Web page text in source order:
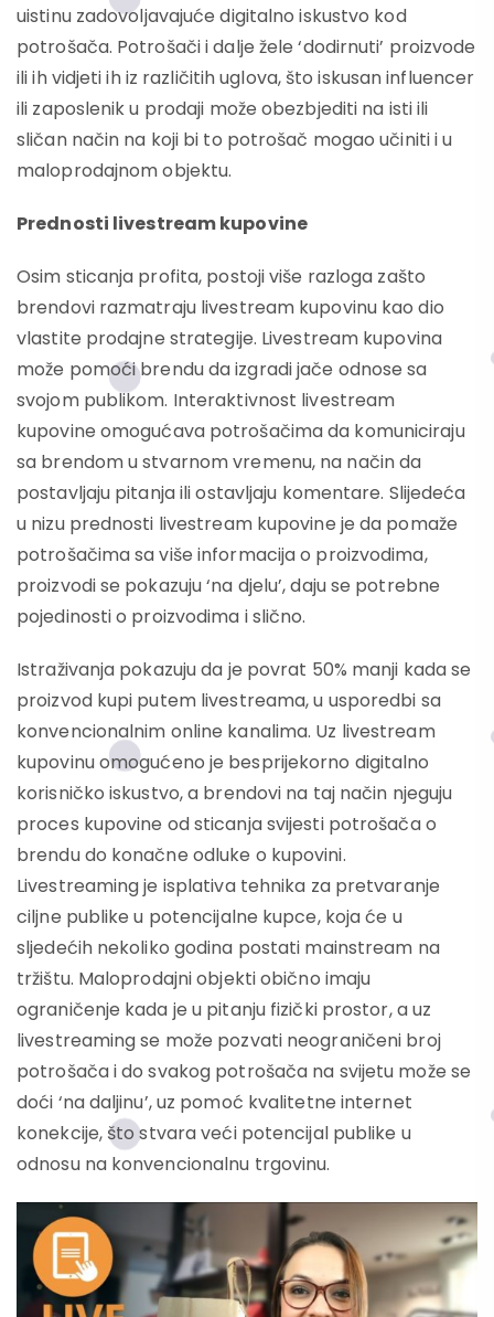
uistinu zadovoljavajuće digitalno iskustvo kod
potrošača. Potrošači i dalje žele ‘dodirnuti’ proizvode
ili ih vidjeti ih iz različitih uglova, što iskusan influencer
ili zaposlenik u prodaji može obezbjediti na isti ili
sličan način na koji bi to potrošač mogao učiniti i u
maloprodajnom objektu.
Prednosti livestream kupovine
Osim sticanja profita, postoji više razloga zašto
brendovi razmatraju livestream kupovinu kao dio
vlastite prodajne strategije. Livestream kupovina
može pomoći brendu da izgradi jače odnose sa
svojom publikom. Interaktivnost livestream
kupovine omogućava potrošačima da komuniciraju
sa brendom u stvarnom vremenu, na način da
postavljaju pitanja ili ostavljaju komentare. Slijedeća
u nizu prednosti livestream kupovine je da pomaže
potrošačima sa više informacija o proizvodima,
proizvodi se pokazuju ‘na djelu’, daju se potrebne
pojedinosti o proizvodima i slično.
Istraživanja pokazuju da je povrat 50% manji kada se
proizvod kupi putem livestreama, u usporedbi sa
konvencionalnim online kanalima. Uz livestream
kupovinu omogućeno je besprijekorno digitalno
korisničko iskustvo, a brendovi na taj način njeguju
proces kupovine od sticanja svijesti potrošača o
brendu do konačne odluke o kupovini.
Livestreaming je isplativa tehnika za pretvaranje
ciljne publike u potencijalne kupce, koja će u
sljedećih nekoliko godina postati mainstream na
tržištu. Maloprodajni objekti obično imaju
ograničenje kada je u pitanju fizički prostor, a uz
livestreaming se može pozvati neograničeni broj
potrošača i do svakog potrošača na svijetu može se
doći ‘na daljinu’, uz pomoć kvalitetne internet
konekcije, što stvara veći potencijal publike u
odnosu na konvencionalnu trgovinu.